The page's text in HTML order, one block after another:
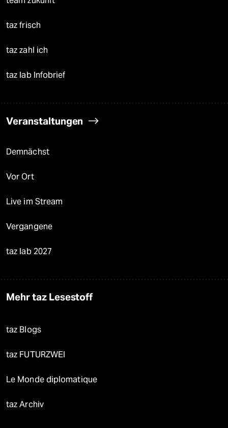
taz frisch
taz zahl ich
taz lab Infobrief
Veranstaltungen
Demnächst
Vor Ort
Live im Stream
Vergangene
taz lab 2027
Mehr taz Lesestoff
taz Blogs
taz FUTURZWEI
Le Monde diplomatique
taz Archiv